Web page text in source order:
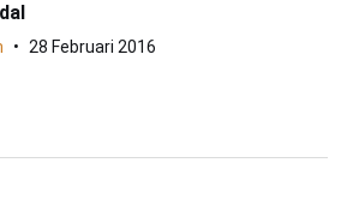
28 Februari 2016